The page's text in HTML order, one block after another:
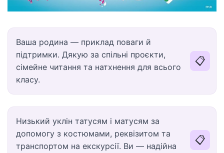
Ваша родина — приклад поваги й
підтримки. Дякую за спільні проєкти,
сімейне читання та натхнення для всього
класу.
📋
Низький уклін татусям і матусям за
допомогу з костюмами, реквізитом та
транспортом на екскурсії. Ви — надійна
📋